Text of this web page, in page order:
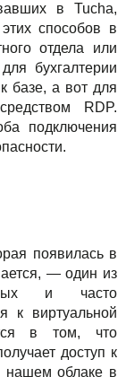
в Tucha,
способов в
отдела или
бухгалтерии
базе, а вот для
RDP.
подключения
появилась в
— один из
и часто
к виртуальной
в том, что
доступ к
нашем облаке в